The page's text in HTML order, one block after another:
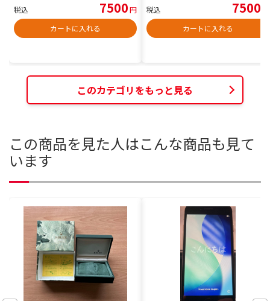
税込 7500円
カートに入れる
税込 7500
カートに入れる
このカテゴリをもっと見る
この商品を見た人はこんな商品も見て
います